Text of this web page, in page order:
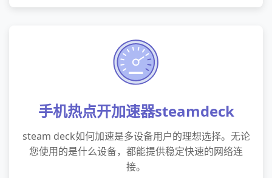
手机热点开加速器steamdeck
steam deck如何加速是多设备用户的理想选择。无论
您使用的是什么设备，都能提供稳定快速的网络连
接。